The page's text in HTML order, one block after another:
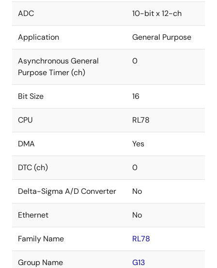
ADC 10-bit x 12-ch
Application General Purpose
Asynchronous General
Purpose Timer (ch)
0
Bit Size 16
CPU RL78
DMA Yes
DTC (ch) 0
Delta-Sigma A/D Converter No
Ethernet No
Family Name RL78
Group Name G13